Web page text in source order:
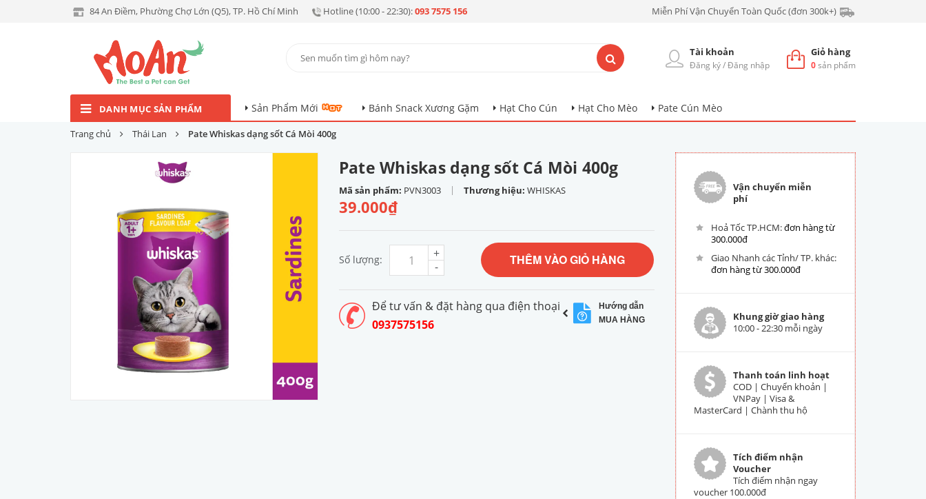
84 An Điềm, Phường Chợ Lớn (Q5), TP. Hồ Chí Minh Hotline (10:00 - 22:30):093 7575 156 Miễn Phí Vận Chuyển Toàn Quốc (đơn 300k+)
Giỏ hàng
0sản phẩm
Tài khoản
Đăng ký/Đăng nhập
DANH MỤC SẢN PHẨM Sản Phẩm Mới Bánh Snack Xương Gặm Hạt Cho Cún Hạt Cho Mèo Pate Cún Mèo
Trang chủ Thái Lan Pate Whiskas dạng sốt Cá Mòi 400g
Pate Whiskas dạng sốt Cá Mòi 400g
Mã sản phẩm: PVN3003 | Thương hiệu: WHISKAS
39.000₫
Số lượng: -
+ THÊM VÀO GIỎ HÀNG
Để tư vấn & đặt hàng qua điện thoại
0937575156
Hướng dẫn
MUA HÀNG
Vận chuyển miễn
phí
Hoả Tốc TP.HCM:đơn hàng từ
300.000đ
Giao Nhanh các Tỉnh/ TP. khác:
đơn hàng từ 300.000đ
Khung giờ giao hàng
10:00 - 22:30 mỗi ngày
Thanh toán linh hoạt
COD | Chuyển khoản |
VNPay | Visa &
MasterCard | Chành thu hộ
Tích điểm nhận
Voucher
Tích điểm nhận ngay
voucher 100.000đ